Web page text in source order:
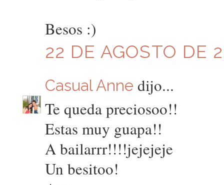
Besos :)
22 DE AGOSTO DE
Casual Anne dijo...
Te queda preciosoo!!
Estas muy guapa!!
A bailarrr!!!!jejejeje
Un besitoo!